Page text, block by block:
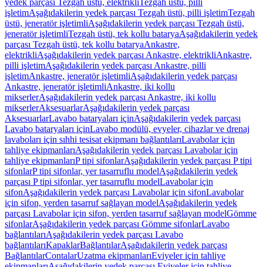
yedek parçası Tezgah üstü, elektrikli Tezgah üstü, pilli
işletimAşağıdakilerin yedek parçası Tezgah üstü, pilli işletimTezgah
üstü, jeneratör işletimliAşağıdakilerin yedek parçası Tezgah üstü,
jeneratör işletimliTezgah üstü, tek kollu bataryaAşağıdakilerin yedek
parçası Tezgah üstü, tek kollu bataryaAnkastre,
elektrikliAşağıdakilerin yedek parçası Ankastre, elektrikliAnkastre,
pilli işletimAşağıdakilerin yedek parçası Ankastre, pilli
işletimAnkastre, jeneratör işletimliAşağıdakilerin yedek parçası
Ankastre, jeneratör işletimliAnkastre, iki kollu
mikserlerAşağıdakilerin yedek parçası Ankastre, iki kollu
mikserlerAksesuarlarAşağıdakilerin yedek parçası
AksesuarlarLavabo bataryaları içinAşağıdakilerin yedek parçası
Lavabo bataryaları içinLavabo modülü, evyeler, cihazlar ve drenaj
lavaboları için sıhhi tesisat ekipmanı bağlantılarıLavabolar için
tahliye ekipmanlarıAşağıdakilerin yedek parçası Lavabolar için
tahliye ekipmanlarıP tipi sifonlarAşağıdakilerin yedek parçası P tipi
sifonlarP tipi sifonlar, yer tasarruflu modelAşağıdakilerin yedek
parçası P tipi sifonlar, yer tasarruflu modelLavabolar için
sifonAşağıdakilerin yedek parçası Lavabolar için sifonLavabolar
için sifon, yerden tasarruf sağlayan modelAşağıdakilerin yedek
parçası Lavabolar için sifon, yerden tasarruf sağlayan modelGömme
sifonlarAşağıdakilerin yedek parçası Gömme sifonlarLavabo
bağlantılarıAşağıdakilerin yedek parçası Lavabo
bağlantılarıKapaklarBağlantılarAşağıdakilerin yedek parçası
BağlantılarContalarUzatma ekipmanlarıEviyeler için tahliye